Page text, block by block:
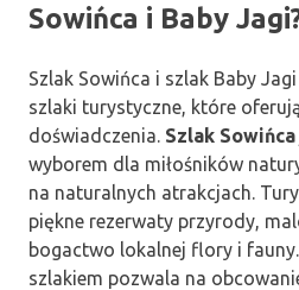
Sowińca i Baby
Szlak Sowińca i szlak Baby
szlaki turystyczne, które
doświadczenia. Szlak Sowińca
wyborem dla miłośników
na naturalnych atrakcjach.
piękne rezerwaty przyrody,
bogactwo lokalnej flory i
szlakiem pozwala na